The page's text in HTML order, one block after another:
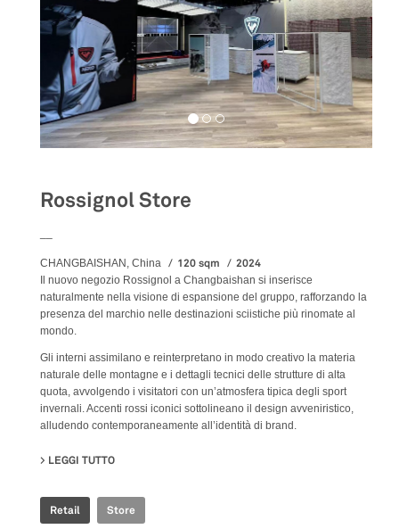
Rossignol Store
CHANGBAISHAN, China 120 sqm 2024
Il nuovo negozio Rossignol a Changbaishan si inserisce
naturalmente nella visione di espansione del gruppo, rafforzando la
presenza del marchio nelle destinazioni sciistiche più rinomate al
mondo.
Gli interni assimilano e reinterpretano in modo creativo la materia
naturale delle montagne e i dettagli tecnici delle strutture di alta
quota, avvolgendo i visitatori con un’atmosfera tipica degli sport
invernali. Accenti rossi iconici sottolineano il design avveniristico,
alludendo contemporaneamente all’identità di brand.
LEGGI TUTTO
Retail Store